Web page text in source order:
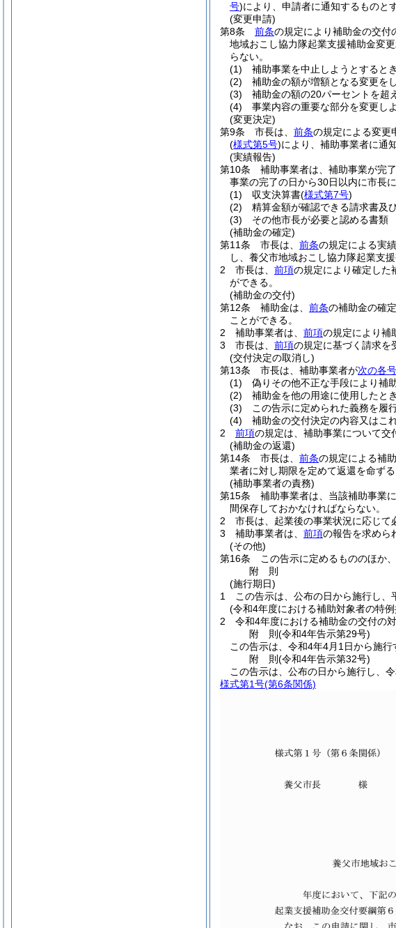
号)により、申請者に通知するものとす
(変更申請)
第8条
前条の規定により補助金の交付
地域おこし協力隊起業支援補助金変
らない。
(1)
補助事業を中止しようとするとき
(2)
補助金の額が増額となる変更を
(3)
補助金の額の20パーセントを超
(4)
事業内容の重要な部分を変更し
(変更決定)
第9条
市長は、 前条の規定による変更
(様式第5号)により、補助事業者に通
(実績報告)
第10条
補助事業者は、補助事業が完
事業の完了の日から30日以内に市長
(1)
収支決算書(様式第7号)
(2)
精算金額が確認できる請求書及
(3)
その他市長が必要と認める書類
(補助金の確定)
第11条
市長は、 前条の規定による実
し、養父市地域おこし協力隊起業支
2
市長は、 前項の規定により確定した
ができる。
(補助金の交付)
第12条
補助金は、 前条の補助金の確
ことができる。
2
補助事業者は、 前項の規定により補
3
市長は、 前項の規定に基づく請求を
(交付決定の取消し)
第13条
市長は、補助事業者が次の各号
(1)
偽りその他不正な手段により補
(2)
補助金を他の用途に使用したとき
(3)
この告示に定められた義務を履
(4)
補助金の交付決定の内容又はこ
2
前項の規定は、補助事業について交
(補助金の返還)
第14条
市長は、 前条の規定による補
業者に対し期限を定めて返還を命ずる
(補助事業者の責務)
第15条
補助事業者は、当該補助事業
間保存しておかなければならない。
2
市長は、起業後の事業状況に応じて
3
補助事業者は、 前項の報告を求めら
(その他)
第16条
この告示に定めるもののほか
附 則
(施行期日)
1
この告示は、公布の日から施行し、
(令和4年度における補助対象者の特
2
令和4年度における補助金の交付の
附 則(令和4年告示第29号)
この告示は、令和4年4月1日から施行
附 則(令和4年告示第32号)
この告示は、公布の日から施行し、
様式第1号(第6条関係)